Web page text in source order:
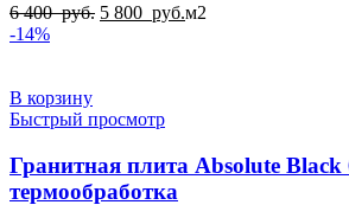
6 400руб. Первоначальная
руб..
5 800 руб.Текущая
м2
-14%
В корзину
Быстрый просмотр
Гранитная плита Absolute
термообработка